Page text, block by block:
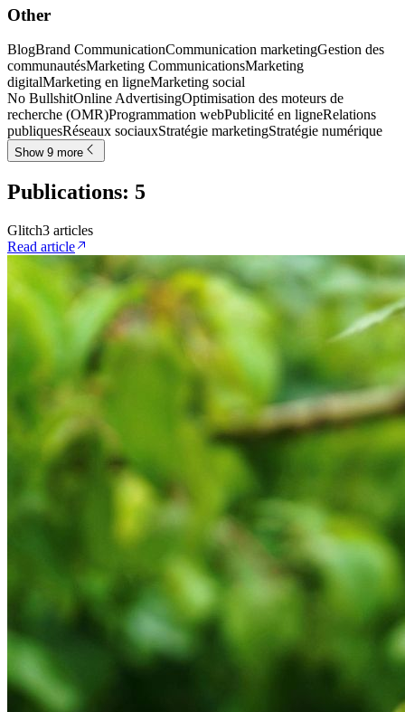
Other
BlogBrand CommunicationCommunication marketingGestion des
communautésMarketing CommunicationsMarketing
digitalMarketing en ligneMarketing social
No BullshitOnline AdvertisingOptimisation des moteurs de
recherche (OMR)Programmation webPublicité en ligneRelations
publiquesRéseaux sociauxStratégie marketingStratégie numérique
Show 9 more
Publications: 5
Glitch3 articles
Read article